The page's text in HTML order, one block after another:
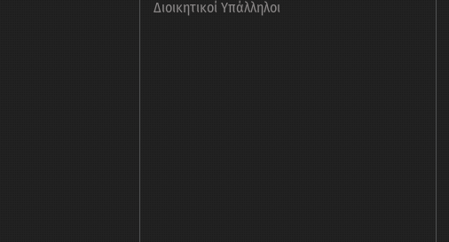
Διοικητικοί Υπάλληλοι